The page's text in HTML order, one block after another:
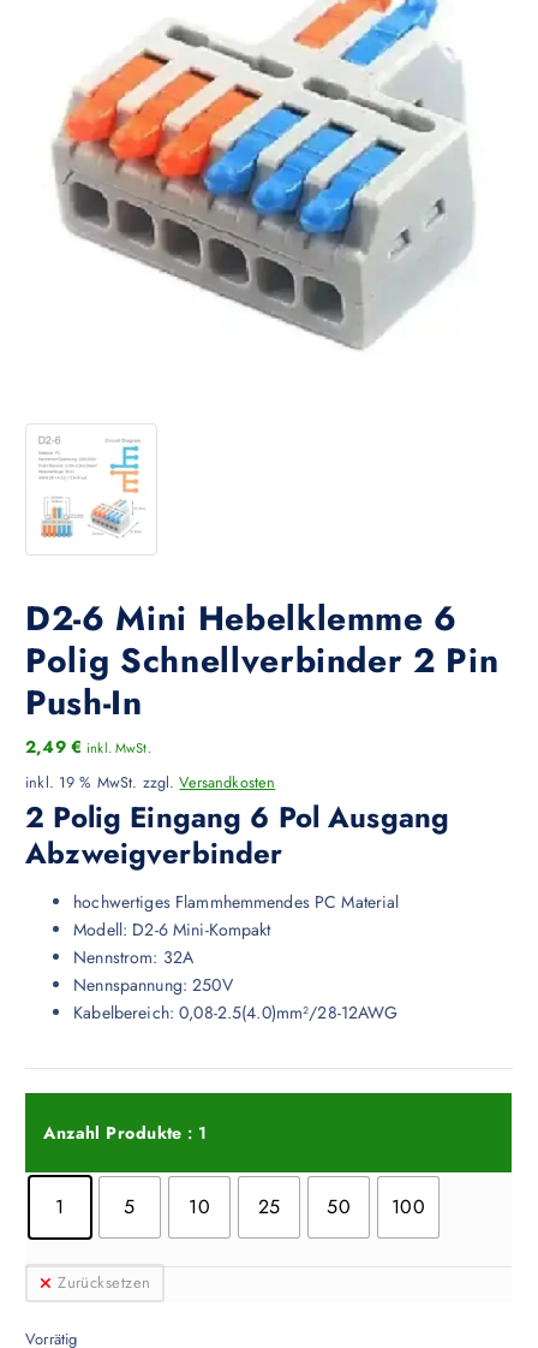
D2-6 Mini Hebelklemme 6
Polig Schnellverbinder 2 Pin
Push-In
2,49 € inkl. MwSt.
inkl. 19 % MwSt. zzgl.Versandkosten
2 Polig Eingang 6 Pol Ausgang
Abzweigverbinder
hochwertiges Flammhemmendes PC Material
Modell: D2-6 Mini-Kompakt
Nennstrom: 32A
Nennspannung: 250V
Kabelbereich: 0,08-2.5(4.0)mm²/28-12AWG
Anzahl Produkte : 1
1 5 10 25 50 100
Zurücksetzen
Vorrätig